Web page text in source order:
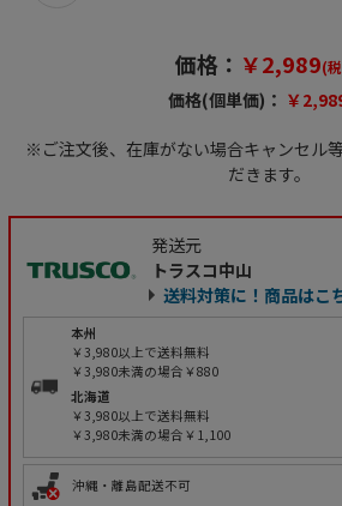
価格： ￥2,989(
価格(個単価)： ￥
※ご注文後、在庫がない場合キャンセル
だきます。
発送元
トラスコ中山
送料対策に！商品はこ
本州
￥3,980以上で送料無料
￥3,980未満の場合￥880
北海道
￥3,980以上で送料無料
￥3,980未満の場合￥1,100
沖縄・離島配送不可